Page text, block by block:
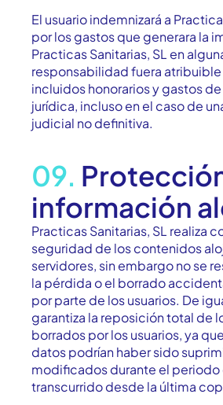
El usuario indemnizará a
por los gastos que generara la
Practicas Sanitarias, SL en
responsabilidad fuera atribuible
incluidos honorarios y gastos
jurídica, incluso en el caso de
judicial no definitiva.
09.
información
Practicas Sanitarias, SL realiza
seguridad de los contenidos
servidores, sin embargo no se
la pérdida o el borrado
por parte de los usuarios. De
garantiza la reposición total de
borrados por los usuarios, ya
datos podrían haber sido
modificados durante el
transcurrido desde la última